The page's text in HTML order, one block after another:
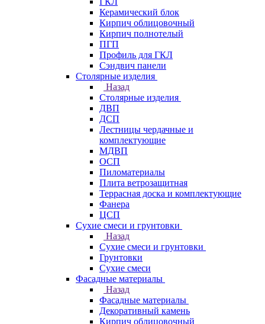
Керамический блок
Кирпич облицовочный
Кирпич полнотелый
ПГП
Профиль для ГКЛ
Сэндвич панели
Столярные изделия
Назад
Столярные изделия
ДВП
ДСП
Лестницы чердачные и
комплектующие
МДВП
ОСП
Пиломатериалы
Плита ветрозащитная
Террасная доска и комплектующие
Фанера
ЦСП
Сухие смеси и грунтовки
Назад
Сухие смеси и грунтовки
Грунтовки
Сухие смеси
Фасадные материалы
Назад
Фасадные материалы
Декоративный камень
Кирпич облицовочный